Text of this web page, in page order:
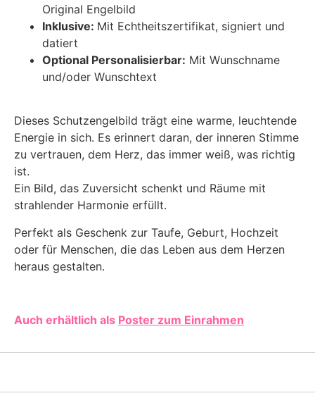
Original Engelbild
Inklusive: Mit Echtheitszertifikat, signiert und
datiert
Optional Personalisierbar: Mit Wunschname
und/oder Wunschtext
Dieses Schutzengelbild trägt eine warme, leuchtende
Energie in sich. Es erinnert daran, der inneren Stimme
zu vertrauen, dem Herz, das immer weiß, was richtig
ist.
Ein Bild, das Zuversicht schenkt und Räume mit
strahlender Harmonie erfüllt.
Perfekt als Geschenk zur Taufe, Geburt, Hochzeit
oder für Menschen, die das Leben aus dem Herzen
heraus gestalten.
Auch erhältlich als Poster zum Einrahmen